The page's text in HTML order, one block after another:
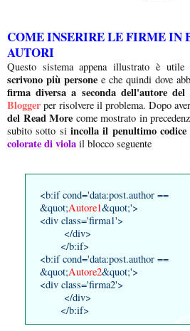
COME INSERIRE LE FIRME IN
AUTORI
Questo sistema appena illustrato è
scrivono più persone e che quindi dove
firma diversa a seconda dell'autore del
Bloggerper risolvere il problema. Dopo
del Read More come mostrato in
subito sotto si incolla il penultimo codice
colorate di viola il blocco seguente
<b:if cond='data:post.author ==
&quot;Autore1&quot;'>
<div class='firma1'>
</div>
</b:if>
<b:if cond='data:post.author ==
&quot;Autore2&quot;'>
<div class='firma2'>
</div>
</b:if>